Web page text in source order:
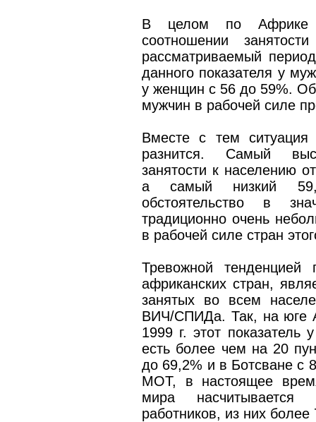
В целом по Африке
соотношении
рассматриваемый
данного показателя у
у женщин с 56 до 59%.
мужчин в рабочей силе
Вместе с тем ситуация
разнится. Самый
занятости к населению
а самый низкий
обстоятельство в
традиционно очень
в рабочей силе стран
Тревожной тенденцией
африканских стран,
занятых во всем
ВИЧ/СПИДа. Так, на юге
1999 г. этот
есть более чем на 20
до 69,2% и в Ботсване с
МОТ, в настоящее
мира
работников, из них